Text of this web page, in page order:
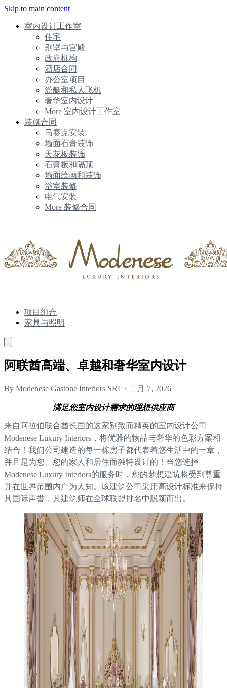
Skip to main content
室内设计工作室
住宅
别墅与宫殿
政府机构
酒店合同
办公室项目
游艇和私人飞机
奢华室内设计
More 室内设计工作室
装修合同
马赛克安装
墙面石膏装饰
天花板装饰
石膏板和隔顶
墙面绘画和装饰
浴室装修
电气安装
More 装修合同
项目组合
家具与照明
阿联酋高端、卓越和奢华室内设计
By Modenese Gastone Interiors SRL · 二月 7, 2026
满足您室内设计需求的理想供应商
来自阿拉伯联合酋长国的这家别致而精英的室内设计公司
Modenese Luxury Interiors，将优雅的物品与奢华的色彩方案相
结合！我们公司建造的每一栋房子都代表着您生活中的一章，
并且是为您、您的家人和居住而独特设计的！当您选择
Modenese Luxury Interiors的服务时，您的梦想建筑将受到尊重
并在世界范围内广为人知。该建筑公司采用高设计标准来保持
其国际声誉，其建筑师在全球联盟排名中脱颖而出。